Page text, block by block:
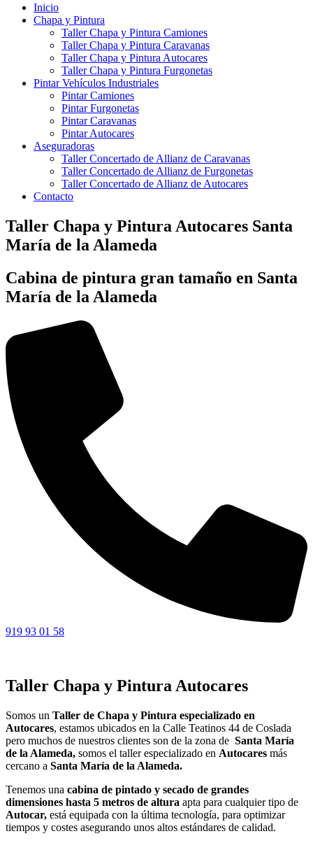
Inicio
Chapa y Pintura
Taller Chapa y Pintura Camiones
Taller Chapa y Pintura Caravanas
Taller Chapa y Pintura Autocares
Taller Chapa y Pintura Furgonetas
Pintar Vehículos Industriales
Pintar Camiones
Pintar Furgonetas
Pintar Caravanas
Pintar Autocares
Aseguradoras
Taller Concertado de Allianz de Caravanas
Taller Concertado de Allianz de Furgonetas
Taller Concertado de Allianz de Autocares
Contacto
Taller Chapa y Pintura Autocares Santa
María de la Alameda
Cabina de pintura gran tamaño en Santa
María de la Alameda
919 93 01 58
Taller Chapa y Pintura Autocares
Somos un Taller de Chapa y Pintura especializado en
Autocares, estamos ubicados en la Calle Teatinos 44 de Coslada
pero muchos de nuestros clientes son de la zona de Santa María
de la Alameda, somos el taller especializado en Autocares más
cercano a Santa María de la Alameda.
Tenemos una cabina de pintado y secado de grandes
dimensiones hasta 5 metros de altura apta para cualquier tipo de
Autocar, está equipada con la última tecnología, para optimizar
tiempos y costes asegurando unos altos estándares de calidad.